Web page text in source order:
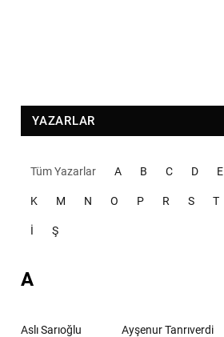
YAZARLAR
Tüm Yazarlar A B C D E
K M N O P R S T
İ Ş
A
Aslı Sarıoğlu
Ayşenur Tanrıverdi